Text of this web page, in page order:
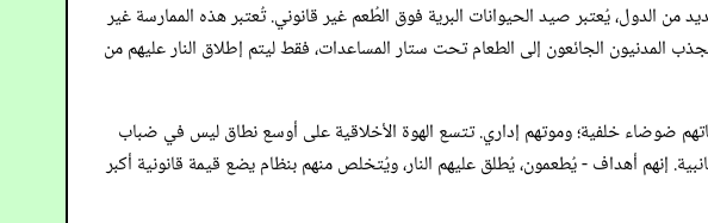
من الدول، يُعتبر صيد الحيوانات البرية فوق الطُعم غير قانوني. تُعتبر هذه الممارسة غير
المدنيون الجائعون إلى الطعام تحت ستار المساعدات، فقط ليتم إطلاق النار عليهم من
ضوضاء خلفية؛ وموتهم إداري. تتسع الهوة الأخلاقية على أوسع نطاق ليس في ضباب
إنهم أهداف - يُطعمون، يُطلق عليهم النار، ويُتخلص منهم بنظام يضع قيمة قانونية أكبر